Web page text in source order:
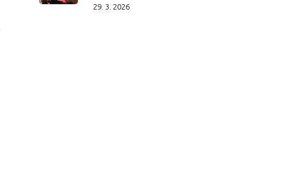
29. 3. 2026